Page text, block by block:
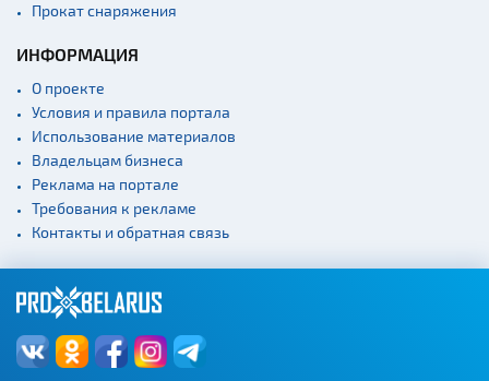
Театры
Концертные залы
экскурсий: г. Минск
Спортивные
сооружения
Веломаршруты
Аэропорты
вокзалы
Прокат снаряжения
ИНФОРМАЦИЯ
О проекте
Условия и правила портала
Использование материалов
Владельцам бизнеса
Реклама на портале
Требования к рекламе
Контакты и обратная связь